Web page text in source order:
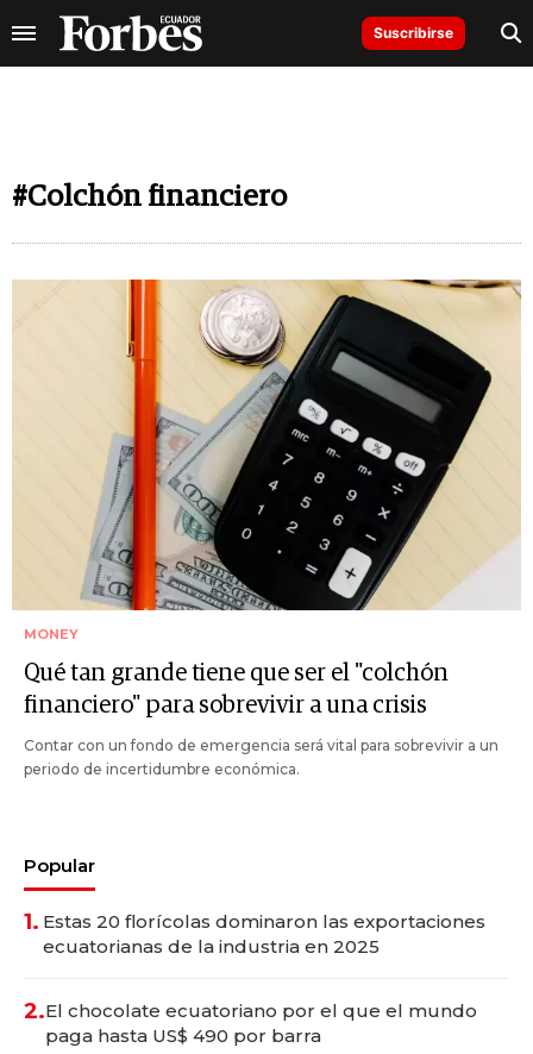
Suscribirse
#Colchón financiero
MONEY
Qué tan grande tiene que ser el "colchón
financiero" para sobrevivir a una crisis
Contar con un fondo de emergencia será vital para sobrevivir a un
periodo de incertidumbre económica.
Popular
1. Estas 20 florícolas dominaron las exportaciones
ecuatorianas de la industria en 2025
2.El chocolate ecuatoriano por el que el mundo
paga hasta US$ 490 por barra